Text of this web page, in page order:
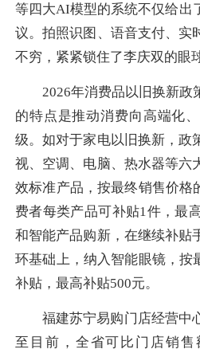
等四大AI模型的系统不仅给出
议。拍照识图、语音支付、
不穷，紧紧锁住了李庆双的眼
2026年消费品以旧换新政
的特点是推动消费向高端化
级。如对于家电以旧换新，政
视、空调、电脑、热水器等六
效标准产品，按最终销售价格
费者每类产品可补贴1件，最
和智能产品购新，在继续补贴
环基础上，纳入智能眼镜，按
补贴，最高补贴500元。
福建苏宁易购门店经营中
至目前，全省可比门店销售